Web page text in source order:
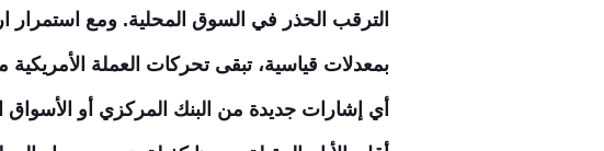
الترقب الحذر في السوق المحلية. ومع استمرار
بمعدلات قياسية، تبقى تحركات العملة